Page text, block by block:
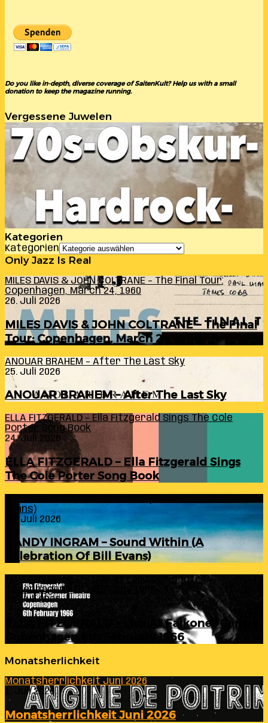
Do you like in-depth, diverse coverage of SaitenKult? Help us with a small
donation to keep the magazine running.
Vergessene Juwelen
Kategorien
Kategorien
Only Jazz Is Real
MILES DAVIS & JOHN COLTRANE – The Final Tour:
Copenhagen, March 24, 1960
26. Juli 2026
MILES DAVIS & JOHN COLTRANE – The Final
Tour: Copenhagen, March 24, 1960
ANOUAR BRAHEM – After The Last Sky
25. Juli 2026
ANOUAR BRAHEM – After The Last Sky
ELLA FITZGERALD – Ella Fitzgerald Sings The Cole
Porter Song Book
24. Juli 2026
ELLA FITZGERALD – Ella Fitzgerald Sings
The Cole Porter Song Book
Evans)
24. Juli 2026
RANDY INGRAM – Sound Within (A
Celebration Of Bill Evans)
ELLA FITZGERALD – Live At Falkoner Centre
Copenhagen 6th February 1966
23. Juli 2026
ELLA FITZGERALD – Live At Falkoner Centre
Copenhagen 6th February 1966
Monatsherlichkeit
Monatsherrlichkeit Juni 2026
1. Juli 2026
Monatsherrlichkeit Juni 2026